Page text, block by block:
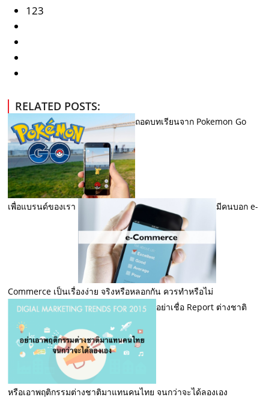
123
RELATED POSTS:
ถอดบทเรียนจาก Pokemon Go
เพื่อแบรนด์ของเรา มีคนบอก e-
Commerce เป็นเรื่องง่าย จริงหรือหลอกกัน ควรทำหรือไม่
อย่าเชื่อ Report ต่างชาติ
หรือเอาพฤติกรรมต่างชาติมาแทนคนไทย จนกว่าจะได้ลองเอง